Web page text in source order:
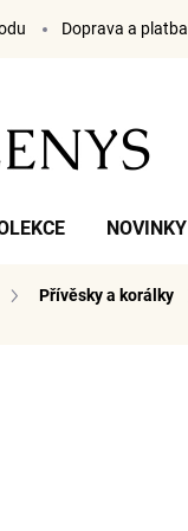
Doprava a platba
NOVINKY
Přívěsky a korálky